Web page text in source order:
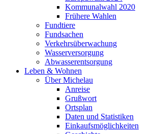
Kommunalwahl 2020
Frühere Wahlen
Fundtiere
Fundsachen
Verkehrsüberwachung
Wasserversorgung
Abwasserentsorgung
Leben & Wohnen
Über Michelau
Anreise
Grußwort
Ortsplan
Daten und Statistiken
Einkaufsmöglichkeiten